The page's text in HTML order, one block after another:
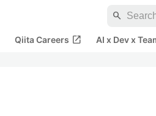
search
Qiita Careers open_in_new AI x Dev x